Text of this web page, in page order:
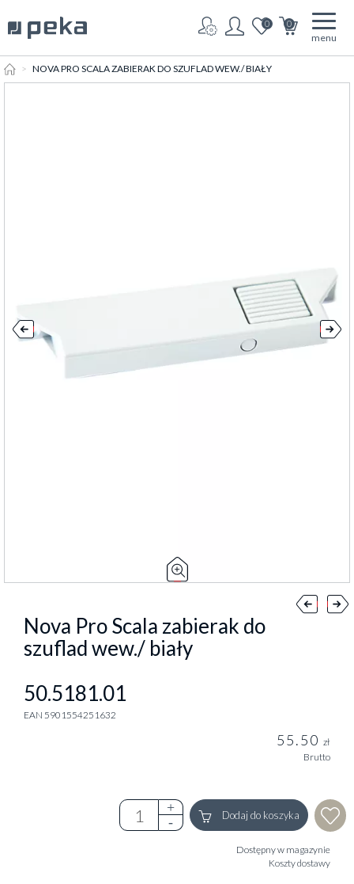
0 0
menu
HOMENOVA PRO SCALA ZABIERAK DO SZUFLAD WEW./ BIAŁY
Nova Pro Scala zabierak do
szuflad wew./ biały
50.5181.01
EAN 5901554251632
55.50 zł
Brutto
Dodaj do koszyka
Dostępny w magazynie
Koszty dostawy